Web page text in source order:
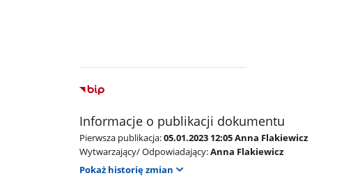
Informacje o publikacji dokumentu
Pierwsza publikacja:05.01.2023 12:05 Anna Flakiewicz
Wytwarzający/ Odpowiadający:Anna Flakiewicz
Pokaż historię zmian